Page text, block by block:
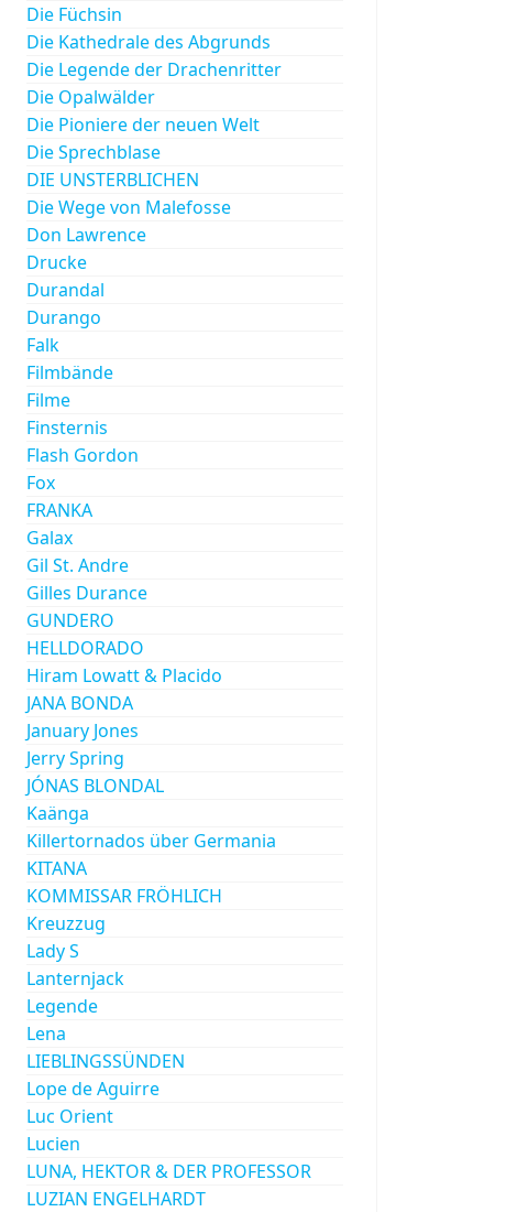
Die Füchsin
Die Kathedrale des Abgrunds
Die Legende der Drachenritter
Die Opalwälder
Die Pioniere der neuen Welt
Die Sprechblase
DIE UNSTERBLICHEN
Die Wege von Malefosse
Don Lawrence
Drucke
Durandal
Durango
Falk
Filmbände
Filme
Finsternis
Flash Gordon
Fox
FRANKA
Galax
Gil St. Andre
Gilles Durance
GUNDERO
HELLDORADO
Hiram Lowatt & Placido
JANA BONDA
January Jones
Jerry Spring
JÓNAS BLONDAL
Kaänga
Killertornados über Germania
KITANA
KOMMISSAR FRÖHLICH
Kreuzzug
Lady S
Lanternjack
Legende
Lena
LIEBLINGSSÜNDEN
Lope de Aguirre
Luc Orient
Lucien
LUNA, HEKTOR & DER PROFESSOR
LUZIAN ENGELHARDT